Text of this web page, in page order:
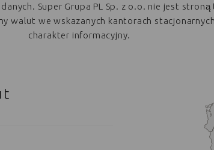
Super Grupa PL Sp. z o.o. nie jest
walut we wskazanych kantorach
charakter informacyjny.